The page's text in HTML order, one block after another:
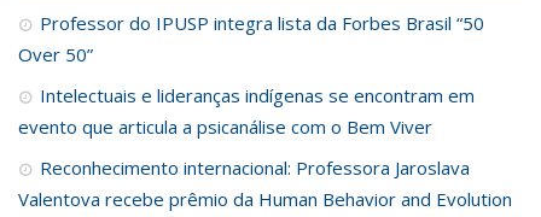
Professor do IPUSP integra lista da Forbes Brasil “50
Over 50”
Intelectuais e lideranças indígenas se encontram em
evento que articula a psicanálise com o Bem Viver
Reconhecimento internacional: Professora Jaroslava
Valentova recebe prêmio da Human Behavior and Evolution